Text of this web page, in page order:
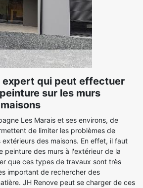
expert qui peut effectuer
sur les murs
Les Marais et ses environs, de
de limiter les problèmes de
des maisons. En effet, il faut
peinture des murs à l'extérieur de la
que ces types de travaux sont très
important de rechercher des
JH Renove peut se charger de ces